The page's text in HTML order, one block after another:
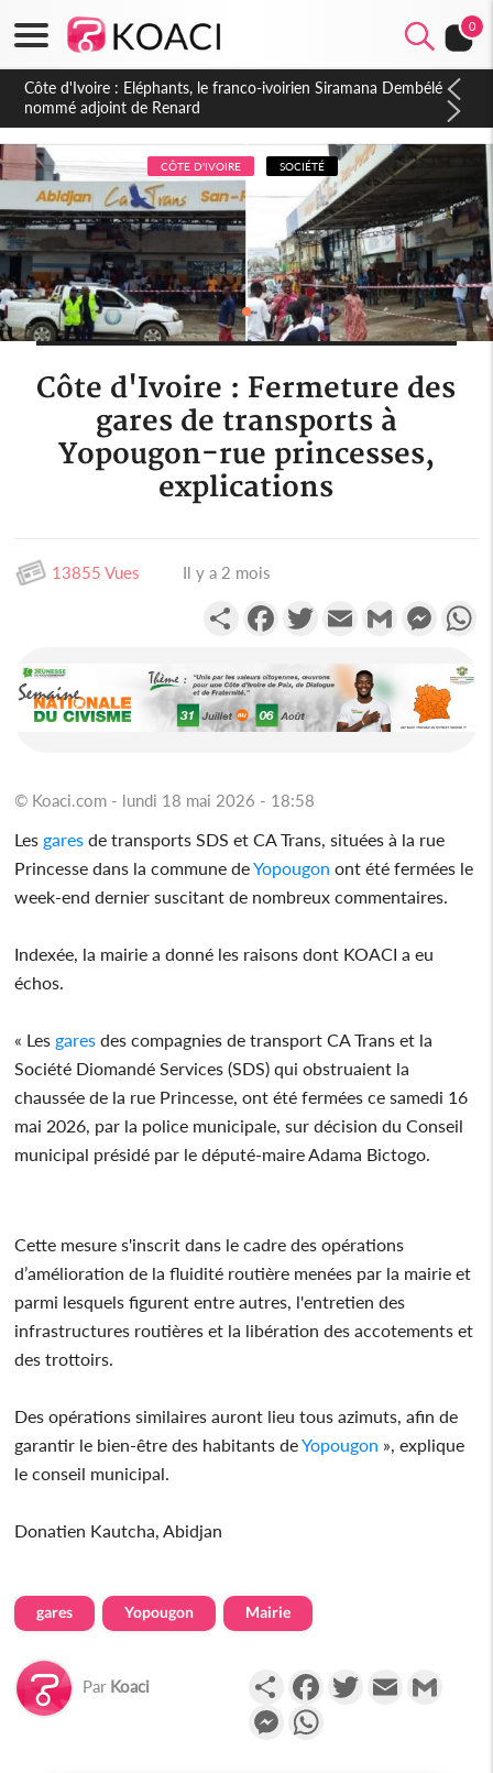
0
Cameroun : 5 combattants séparatistes neutralisés, le Mindef
dément les rumeurs d'exactions des civils
CÔTE D'IVOIRE SOCIÉTÉ
Côte d'Ivoire : Fermeture des
gares de transports à
Yopougon-rue princesses,
explications
13855 Vues Il y a 2 mois
PartagerFacebookTwitterEmail Gmail
© Koaci.com - lundi 18 mai 2026 - 18:58
Les gares de transports SDS et CA Trans, situées à la rue
Princesse dans la commune deYopougon ont été fermées le
week-end dernier suscitant de nombreux commentaires.
Indexée, la mairie a donné les raisons dont KOACI a eu
échos.
« Les gares des compagnies de transport CA Trans et la
Société Diomandé Services (SDS) qui obstruaient la
chaussée de la rue Princesse, ont été fermées ce samedi 16
mai 2026, par la police municipale, sur décision du Conseil
municipal présidé par le député-maire Adama Bictogo.
Cette mesure s'inscrit dans le cadre des opérations
d’amélioration de la fluidité routière menées par la mairie et
parmi lesquels figurent entre autres, l'entretien des
infrastructures routières et la libération des accotements et
des trottoirs.
Des opérations similaires auront lieu tous azimuts, afin de
garantir le bien-être des habitants deYopougon », explique
le conseil municipal.
Donatien Kautcha, Abidjan
gares Yopougon Mairie
Par Koaci PartagerFacebookTwitterEmail
Messenger